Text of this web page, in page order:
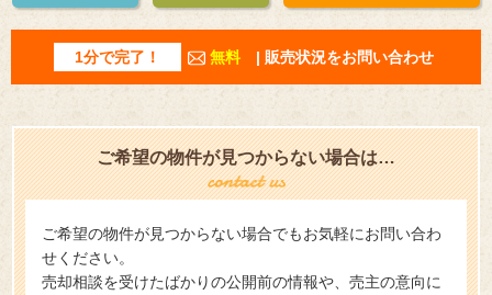
1分で完了！ 無料 | 販売状況をお問い合わせ
ご希望の物件が見つからない場合は…
ご希望の物件が見つからない場合でもお気軽にお問い合わ
せください。
売却相談を受けたばかりの公開前の情報や、売主の意向に